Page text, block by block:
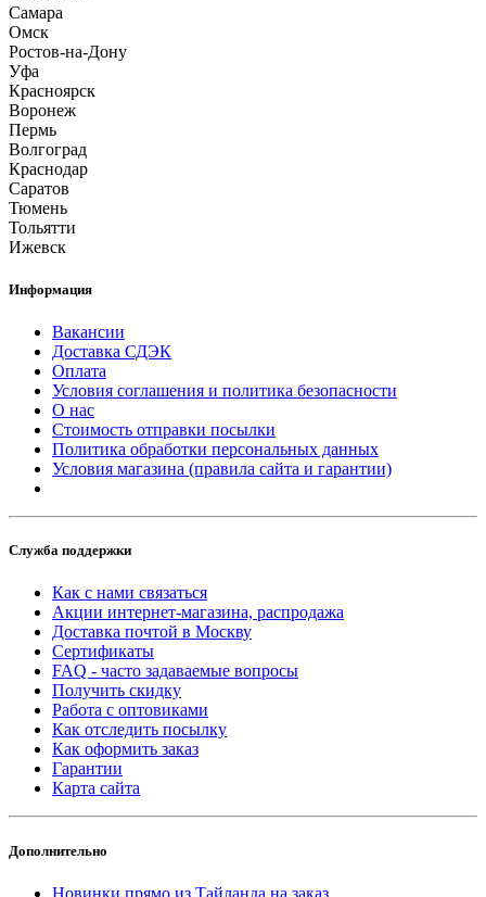
Самара
Омск
Ростов-на-Дону
Уфа
Красноярск
Воронеж
Пермь
Волгоград
Краснодар
Саратов
Тюмень
Тольятти
Ижевск
Информация
Вакансии
Доставка СДЭК
Оплата
Условия соглашения и политика безопасности
О нас
Стоимость отправки посылки
Политика обработки персональных данных
Условия магазина (правила сайта и гарантии)
Служба поддержки
Как с нами связаться
Акции интернет-магазина, распродажа
Доставка почтой в Москву
Сертификаты
FAQ - часто задаваемые вопросы
Получить скидку
Работа с оптовиками
Как отследить посылку
Как оформить заказ
Гарантии
Карта сайта
Дополнительно
Новинки прямо из Тайланда на заказ